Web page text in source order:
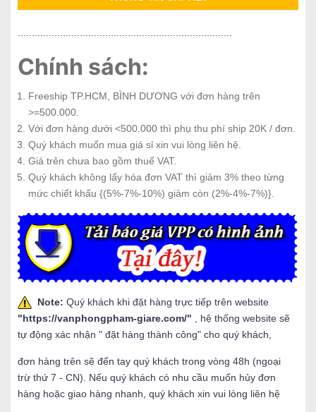
Chính sách:
Freeship TP.HCM, BÌNH DƯƠNG với đơn hàng trên
>=500.000.
Với đơn hàng dưới <500.000 thì phụ thu phí ship 20K / đơn.
Quý khách muốn mua giá sỉ xin vui lòng liên hệ.
Giá trên chưa bao gồm thuế VAT.
Quý khách không lấy hóa đơn VAT thì giảm 3% theo từng
mức chiết khấu {(5%-7%-10%) giảm còn (2%-4%-7%)}.
Note: Quý khách khi đặt hàng trực tiếp trên website
"https://vanphongpham-giare.com/"
, hệ thống website sẽ
tự động xác nhận " đặt hàng thành công" cho quý khách,
đơn hàng trên sẽ đến tay quý khách trong vòng 48h (ngoại
trừ thứ 7 - CN). Nếu quý khách có nhu cầu muốn hủy đơn
hàng hoặc giao hàng nhanh, quý khách xin vui lòng liên hệ